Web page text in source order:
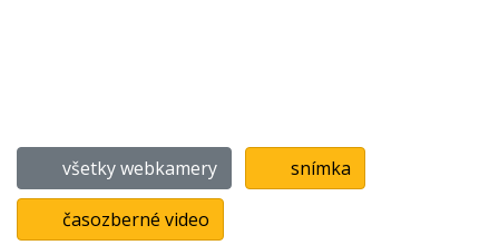
všetky webkamery snímka
časozberné video